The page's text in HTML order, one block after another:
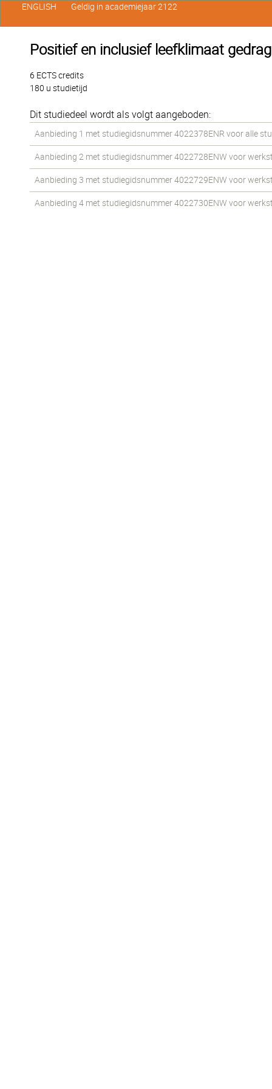
Positief en inclusief leefklimaat
6 ECTS credits
180 u studietijd
Dit studiedeel wordt als volgt aangeboden:
Aanbieding 1 met studiegidsnummer 4022378ENR voor alle
Aanbieding 2 met studiegidsnummer 4022728ENW voor
Aanbieding 3 met studiegidsnummer 4022729ENW voor
Aanbieding 4 met studiegidsnummer 4022730ENW voor
ENGLISH Geldig in academiejaar 2122